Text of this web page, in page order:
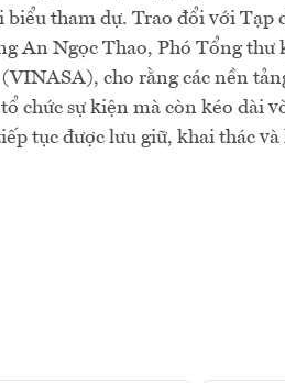
biểu tham dự. Trao đổi với
An Ngọc Thao, Phó Tổng
cho rằng các nền
chức sự kiện mà còn kéo dài
tục được lưu giữ, khai thác